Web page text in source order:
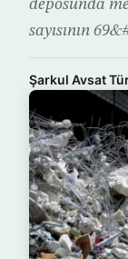
deposunda
sayısının
Şarkul Avsat